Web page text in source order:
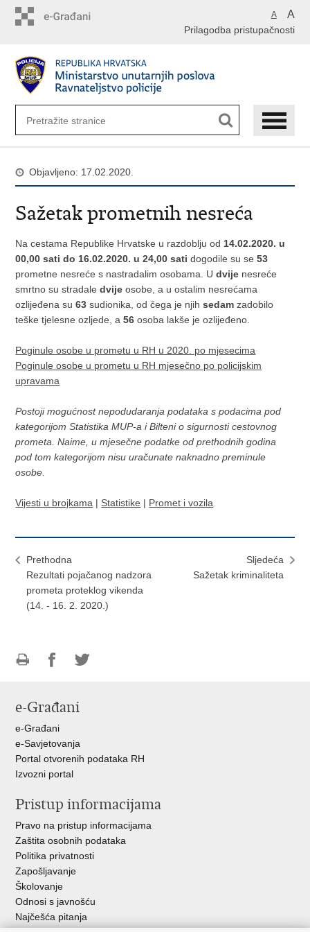
A A
Prilagodba pristupačnosti
Objavljeno: 17.02.2020.
Sažetak prometnih nesreća
Na cestama Republike Hrvatske u razdoblju od 14.02.2020. u
00,00 sati do 16.02.2020. u 24,00 satidogodile su se53
prometne nesreće s nastradalim osobama. Udvije nesreće
smrtno su stradaledvijeosobe, a u ostalim nesrećama
ozlijeđena su63sudionika, od čega je njihsedamzadobilo
teške tjelesne ozljede, a56osoba lakše je ozlijeđeno.
Poginule osobe u prometu u RH u 2020. po mjesecima
Poginule osobe u prometu u RH mjesečno po policijskim
upravama
Postoji mogućnost nepodudaranja podataka s podacima pod
kategorijom Statistika MUP-a i Bilteni o sigurnosti cestovnog
prometa. Naime, u mjesečne podatke od prethodnih godina
pod tom kategorijom nisu uračunate naknadno preminule
osobe.
Vijesti u brojkama | Statistike | Promet i vozila
Prethodna
Rezultati pojačanog nadzora
prometa proteklog vikenda
(14. - 16. 2. 2020.)
Sljedeća
Sažetak kriminaliteta
FacebookuTwitteru
e-Građani
e-Građani
e-Savjetovanja
Portal otvorenih podataka RH
Izvozni portal
Pristup informacijama
Pravo na pristup informacijama
Zaštita osobnih podataka
Politika privatnosti
Zapošljavanje
Školovanje
Odnosi s javnošću
Najčešća pitanja